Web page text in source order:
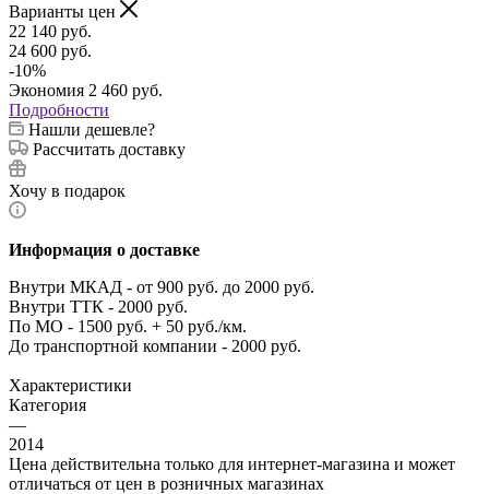
Варианты цен
22 140 руб.
24 600 руб.
-10%
Экономия 2 460 руб.
Подробности
Нашли дешевле?
Рассчитать доставку
Хочу в подарок
Информация о доставке
Внутри МКАД - от 900 руб. до 2000 руб.
Внутри ТТК - 2000 руб.
По МО - 1500 руб. + 50 руб./км.
До транспортной компании - 2000 руб.
Характеристики
Категория
—
2014
Цена действительна только для интернет-магазина и может
отличаться от цен в розничных магазинах